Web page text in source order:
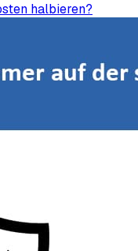
halbieren?